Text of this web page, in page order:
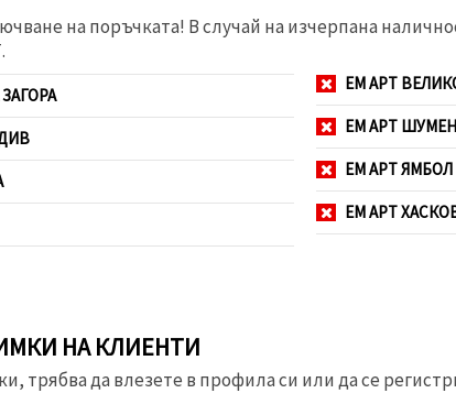
на поръчката! В случай на изчерпана
ЕМ АРТ
ЕМ АРТ ШУМЕН
ЕМ АРТ ЯМБОЛ
ЕМ АРТ
НА КЛИЕНТИ
трябва да влезете в профила си или да се